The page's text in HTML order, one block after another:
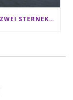
EXCELLENCE GOURMETFESTIVAL ´25: ZWEI STERNEKÖCHE ANTONIO GUIDA & DARIO MORESCO VERWÖHNEN IHRE GÄSTE AUF EINER LUXERIÖSEN SCHIFFSREISE